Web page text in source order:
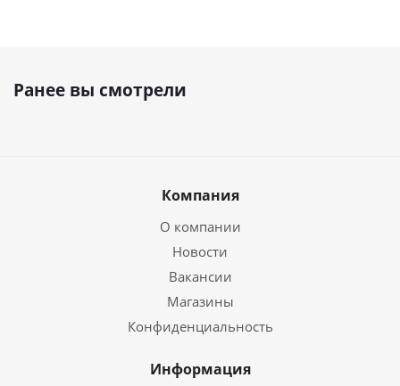
Ранее вы смотрели
Компания
О компании
Новости
Вакансии
Магазины
Конфиденциальность
Информация